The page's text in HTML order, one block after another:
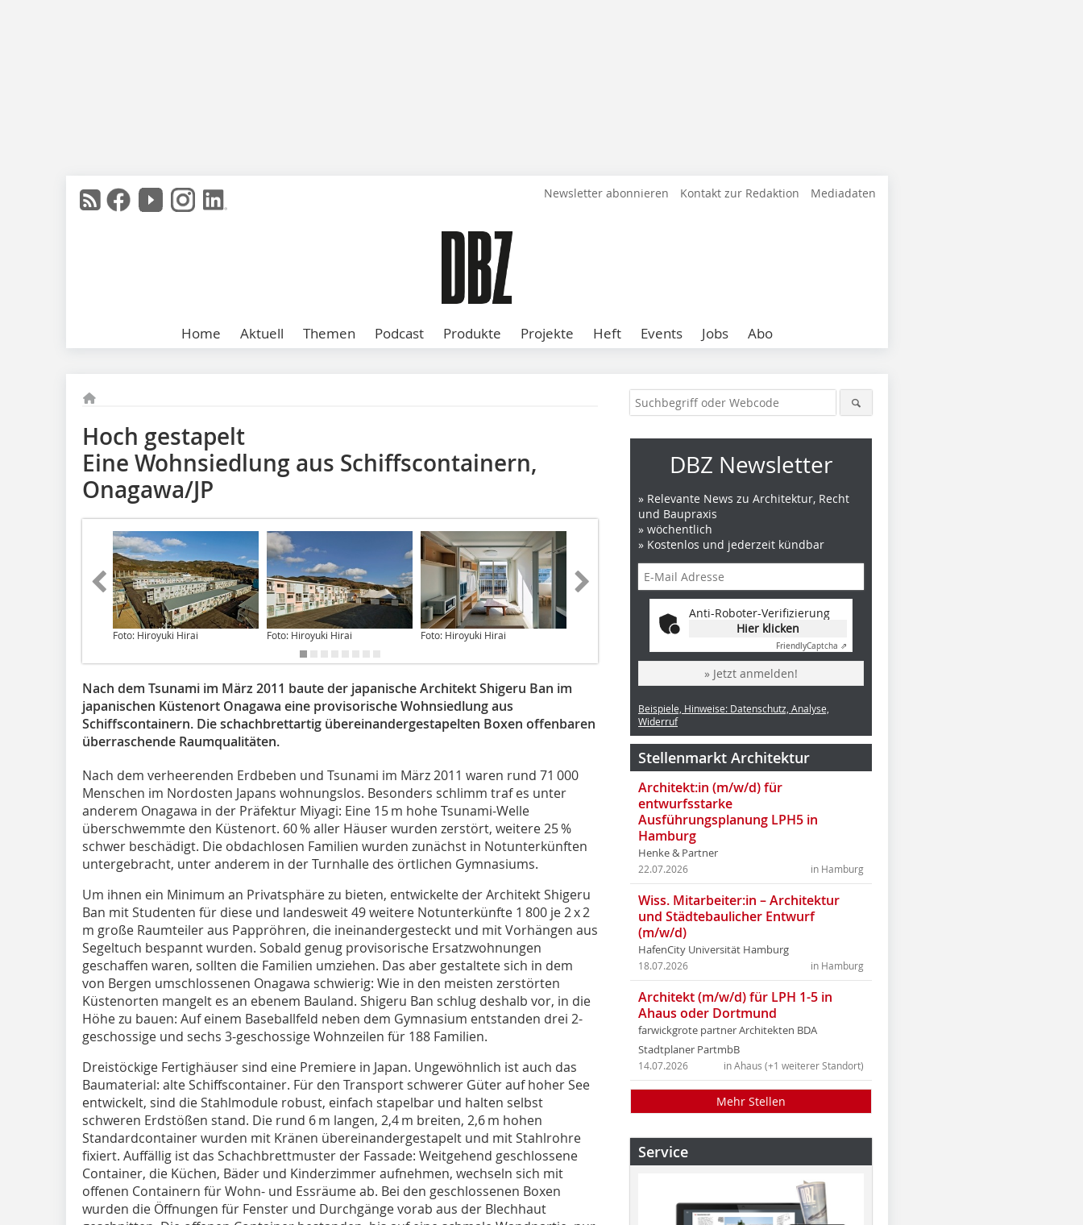
Newsletter abonnieren Kontakt zur Redaktion Mediadaten
Home Aktuell Themen Podcast Produkte Projekte Heft Events Jobs Abo
Hoch gestapelt
Eine Wohnsiedlung aus Schiffscontainern,
Onagawa/JP
Foto: Hiroyuki Hirai Foto: Hiroyuki Hirai Foto: Hiroyuki Hirai Foto: Hiroyuki Hirai
Nach dem Tsunami im März 2011 baute der japanische Architekt Shigeru Ban im
japanischen Küstenort Onagawa eine provisorische Wohnsiedlung aus
Schiffscontainern. Die schachbrettartig übereinandergestapelten Boxen offenbaren
überraschende Raumqualitäten.
Nach dem verheerenden Erdbeben und Tsunami im März 2011 waren rund 71 000
Menschen im Nordosten Japans wohnungslos. Besonders schlimm traf es unter
anderem Onagawa in der Präfektur Miyagi: Eine 15 m hohe Tsunami-Welle
überschwemmte den Küstenort. 60 % aller Häuser wurden zerstört, weitere 25 %
schwer beschädigt. Die obdachlosen Familien wurden zunächst in Notunterkünften
untergebracht, unter anderem in der Turnhalle des örtlichen Gymnasiums.
Um ihnen ein Minimum an Privatsphäre zu bieten, entwickelte der Architekt Shigeru
Ban mit Studenten für diese und landesweit 49 weitere Notunterkünfte 1 800 je 2 x 2
m große Raumteiler aus Pappröhren, die ineinandergesteckt und mit Vorhängen aus
Segeltuch bespannt wurden. Sobald genug provisorische Ersatzwohnun­gen
geschaffen waren, sollten die Familien umziehen. Das aber gestaltete sich in dem
von Bergen umschlossenen Onagawa schwierig: Wie in den meisten zerstörten
Küstenorten mangelt es an ebenem Bauland. Shigeru Ban schlug deshalb vor, in die
Höhe zu bauen: Auf einem Baseballfeld neben dem Gymnasium entstanden drei 2-
geschossige und sechs 3-geschossige Wohnzeilen für 188 Familien.
Dreistöckige Fertighäuser sind eine Premiere in Japan. Ungewöhn­lich ist auch das
Baumaterial: alte Schiffscontainer. Für den Transport schwerer Güter auf hoher See
entwickelt, sind die Stahlmodule robust, einfach stapelbar und halten selbst
schweren Erdstößen stand. Die rund 6 m langen, 2,4 m breiten, 2,6 m hohen
Standardcontainer wurden mit Kränen übereinandergestapelt und mit Stahlrohre
fixiert. Auffällig ist das Schachbrettmuster der Fassade: Weitgehend geschlossene
Container, die Küchen, Bäder und Kinderzimmer aufnehmen, wechseln sich mit
offenen Containern für Wohn- und Essräume ab. Bei den geschlossenen Boxen
wurden die Öffnungen für Fenster und Durchgänge vorab aus der Blechhaut
DBZ Newsletter
» Relevante News zu Architektur, Recht
und Baupraxis
» wöchentlich
» Kostenlos und jederzeit kündbar
Anti-Roboter-Verifizierung
Hier klicken
FriendlyCaptcha ⇗
» Jetzt anmelden!
Beispiele, Hinweise: Datenschutz, Analyse,
Widerruf
Stellenmarkt Architektur
Architekt:in (m/w/d) für
entwurfsstarke
Ausführungsplanung LPH5 in
Hamburg
Henke & Partner
in Hamburg
22.07.2026
Wiss. Mitarbeiter:in – Architektur
und Städtebaulicher Entwurf
(m/w/d)
HafenCity Universität Hamburg
in Hamburg
18.07.2026
Architekt (m/w/d) für LPH 1-5 in
Ahaus oder Dortmund
farwickgrote partner Architekten BDA
Stadtplaner PartmbB
in Ahaus (+1 weiterer Standort)
14.07.2026
Mehr Stellen
Service